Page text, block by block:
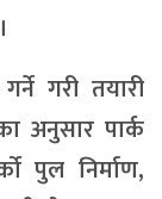
गरी तयारी
अनुसार पार्क
पुल निर्माण,